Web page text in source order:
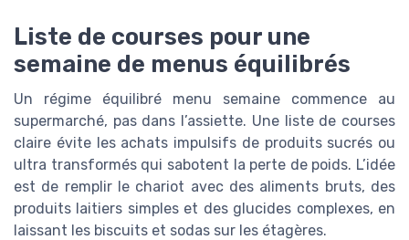
Liste de courses pour une
semaine de menus équilibrés
Un régime équilibré menu semaine commence au
supermarché, pas dans l’assiette. Une liste de courses
claire évite les achats impulsifs de produits sucrés ou
ultra transformés qui sabotent la perte de poids. L’idée
est de remplir le chariot avec des aliments bruts, des
produits laitiers simples et des glucides complexes, en
laissant les biscuits et sodas sur les étagères.